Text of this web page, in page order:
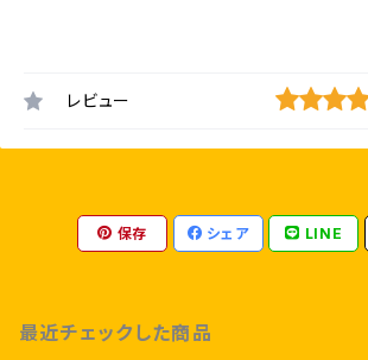
レビュー
保存 シェア LINE
最近チェックした商品